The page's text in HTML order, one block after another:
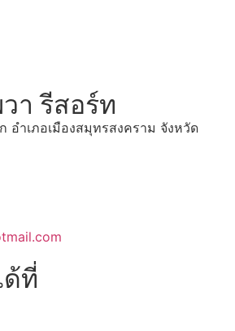
า รีสอร์ท
อำเภอเมืองสมุทรสงคราม จังหวัด
ด้ที่